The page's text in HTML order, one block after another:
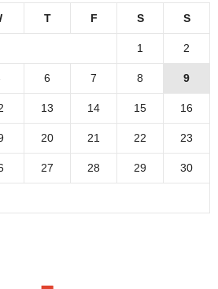
T F S S
1 2
6 7 8 9
13 14 15 16
20 21 22 23
27 28 29 30